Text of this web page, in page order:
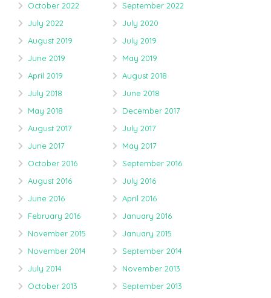
October 2022
September 2022
July 2022
July 2020
August 2019
July 2019
June 2019
May 2019
April 2019
August 2018
July 2018
June 2018
May 2018
December 2017
August 2017
July 2017
June 2017
May 2017
October 2016
September 2016
August 2016
July 2016
June 2016
April 2016
February 2016
January 2016
November 2015
January 2015
November 2014
September 2014
July 2014
November 2013
October 2013
September 2013